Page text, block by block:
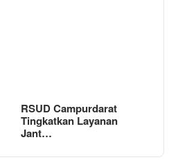
RSUD Campurdarat
Tingkatkan Layanan
Jant…